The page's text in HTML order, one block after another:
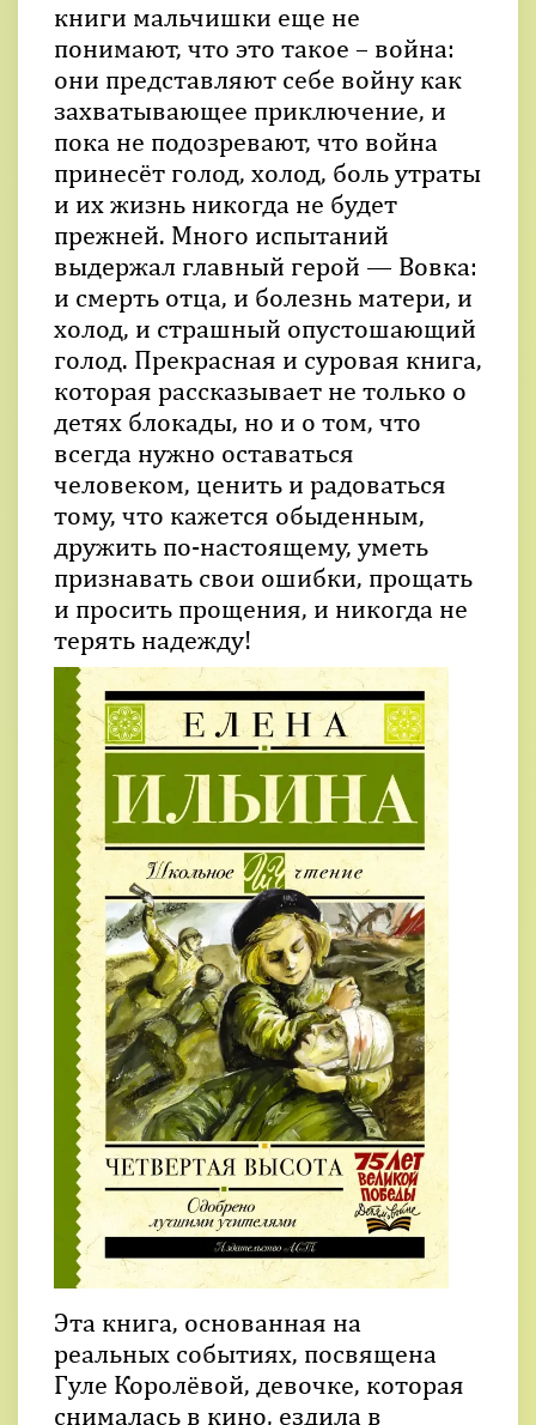
книги мальчишки еще не
понимают, что это такое – война:
они представляют себе войну как
захватывающее приключение, и
пока не подозревают, что война
принесёт голод, холод, боль утраты
и их жизнь никогда не будет
прежней. Много испытаний
выдержал главный герой — Вовка:
и смерть отца, и болезнь матери, и
холод, и страшный опустошающий
голод. Прекрасная и суровая книга,
которая рассказывает не только о
детях блокады, но и о том, что
всегда нужно оставаться
человеком, ценить и радоваться
тому, что кажется обыденным,
дружить по-настоящему, уметь
признавать свои ошибки, прощать
и просить прощения, и никогда не
терять надежду!
Эта книга, основанная на
реальных событиях, посвящена
Гуле Королёвой, девочке, которая
снималась в кино, ездила в